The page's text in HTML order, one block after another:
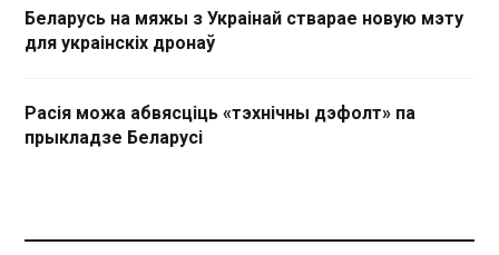
Беларусь на мяжы з Украінай стварае новую мэту
для украінскіх дронаў
Расія можа абвясціць «тэхнічны дэфолт» па
прыкладзе Беларусі